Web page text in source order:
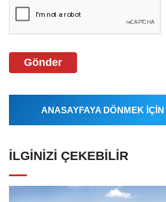
Gönder
ANASAYFAYA DÖNMEK
İLGINIZI ÇEKEBILIR